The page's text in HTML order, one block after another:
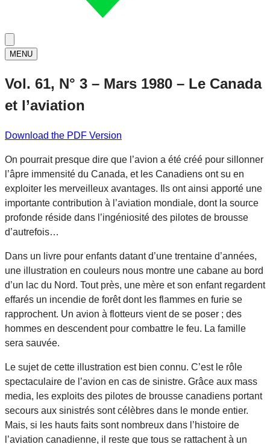
MENU
Vol. 61, N° 3 – Mars 1980 – Le Canada
et l’aviation
Download the PDF Version
On pourrait presque dire que l’avion a été créé pour sillonner
l’âpre immensité du Canada, et les Canadiens ont su en
exploiter les merveilleux avantages. Ils ont ainsi apporté une
importante contribution à l’aviation mondiale, dont la source
profonde réside dans l’ingéniosité des pilotes de brousse
d’autrefois…
Dans un livre pour enfants datant d’une trentaine d’années,
une illustration en couleurs nous montre une cabane au bord
d’un lac du Nord. Tout près, une mère et son enfant regardent
effarés un incendie de forêt dont les flammes en furie se
rapprochent. Un avion à flotteurs vient de se poser ; des
hommes en descendent pour combattre le feu. La famille
sera sauvée.
Le sujet de cette illustration est bien connu. C’est le rôle
spectaculaire de l’avion en cas de sinistre. Grâce aux mass
media, les exploits des pilotes de brousse canadiens portant
secours aux sinistrés sont célèbres dans le monde entier.
Mais, si les hauts faits sont nombreux dans l’histoire de
l’aviation canadienne, il reste que tous se rattachent à un